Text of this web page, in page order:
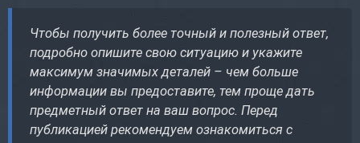
Чтобы получить более точный и полезный ответ,
подробно опишите свою ситуацию и укажите
максимум значимых деталей – чем больше
информации вы предоставите, тем проще дать
предметный ответ на ваш вопрос. Перед
публикацией рекомендуем ознакомиться с